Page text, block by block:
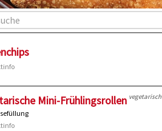
Mini-Frühlingsrollen vegetarisch